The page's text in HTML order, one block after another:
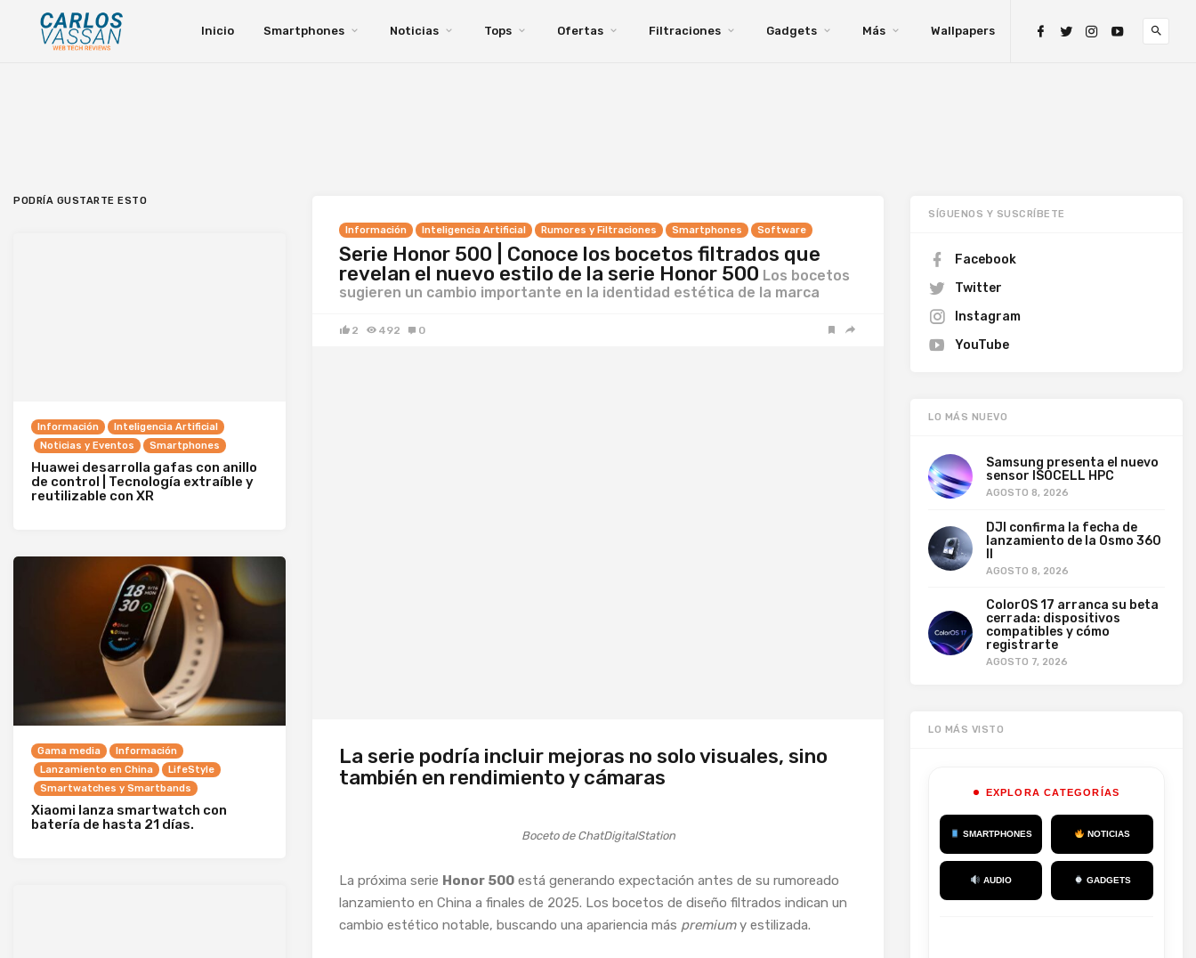
Inicio Smartphones Noticias Tops Ofertas Filtraciones Gadgets Más Wallpapers
Información Inteligencia Artificial Rumores y Filtraciones Smartphones Software
Serie Honor 500 | Conoce los bocetos filtrados que
revelan el nuevo estilo de la serie Honor 500 Los bocetos
sugieren un cambio importante en la identidad estética de la marca
2 492 0
La serie podría incluir mejoras no solo visuales, sino
también en rendimiento y cámaras
Boceto de ChatDigitalStation
La próxima serie Honor 500 está generando expectación antes de su rumoreado
lanzamiento en China a finales de 2025. Los bocetos de diseño filtrados indican un
cambio estético notable, buscando una apariencia más premiumy estilizada.
PODRÍA GUSTARTE ESTO
Información
Inteligencia Artificial
Noticias y Eventos
Smartphones
Huawei desarrolla gafas con anillo
de control | Tecnología extraíble y
reutilizable con XR
Gama media
Información
Lanzamiento en China
LifeStyle
Smartwatches y Smartbands
Xiaomi lanza smartwatch con
batería de hasta 21 días.
SÍGUENOS Y SUSCRÍBETE
Facebook
Twitter
Instagram
YouTube
LO MÁS NUEVO
Samsung presenta el nuevo
sensor ISOCELL HPC
AGOSTO 8, 2026
DJI confirma la fecha de
lanzamiento de la Osmo 360
AGOSTO 8, 2026
ColorOS 17 arranca su beta
cerrada: dispositivos
compatibles y cómo
registrarte
AGOSTO 7, 2026
LO MÁS VISTO
EXPLORA CATEGORÍAS
SMARTPHONES NOTICIAS
AUDIO GADGETS